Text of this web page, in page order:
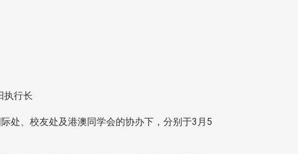
阳执行长
处、校友处及港澳同学会的协办下，分别于3月5